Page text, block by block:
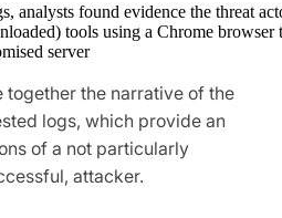
analysts found evidence the threat
tools using a Chrome browser
server
together the narrative of the
logs, which provide an
of a not particularly
attacker.